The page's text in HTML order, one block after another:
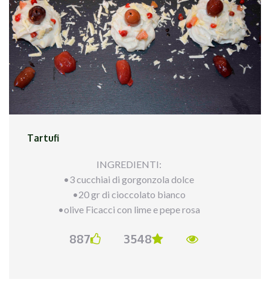
Tartufi
INGREDIENTI:
•3 cucchiai di gorgonzola dolce
•20 gr di cioccolato bianco
•olive Ficacci con lime e pepe rosa
PROCEDIMENTO:
887 3548